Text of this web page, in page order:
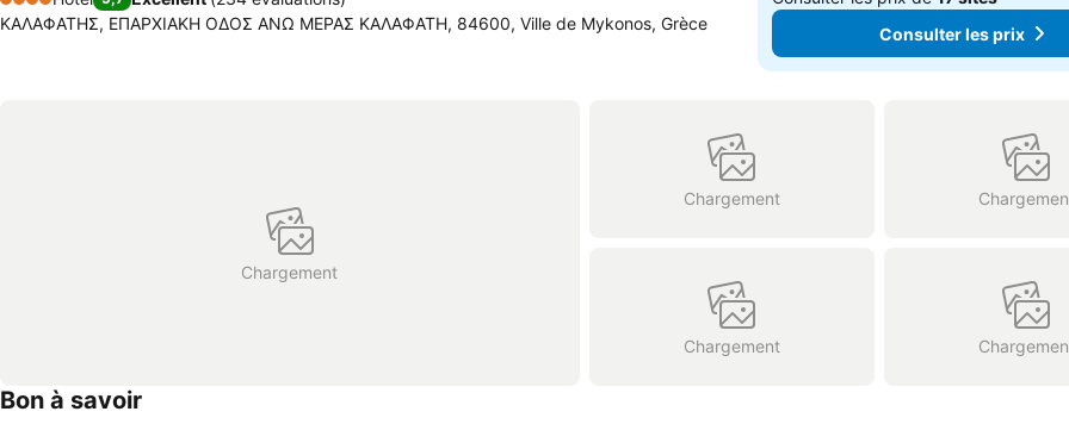
4 Étoiles
ΚΑΛΑΦΑΤΗΣ, ΕΠΑΡΧΙΑΚΗ ΟΔΟΣ ΑΝΩ ΜΕΡΑΣ ΚΑΛΑΦΑΤΗ, 84600, Ville de Mykonos, Grèce
Consulter les prix
Chargement
Chargement
Chargement
Bon à savoir